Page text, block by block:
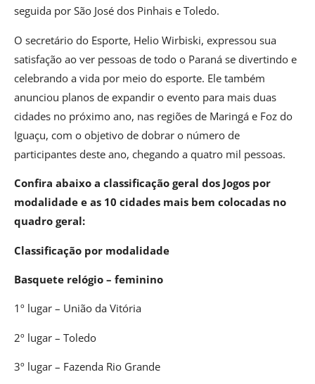
seguida por São José dos Pinhais e Toledo.
O secretário do Esporte, Helio Wirbiski, expressou sua
satisfação ao ver pessoas de todo o Paraná se divertindo e
celebrando a vida por meio do esporte. Ele também
anunciou planos de expandir o evento para mais duas
cidades no próximo ano, nas regiões de Maringá e Foz do
Iguaçu, com o objetivo de dobrar o número de
participantes deste ano, chegando a quatro mil pessoas.
Confira abaixo a classificação geral dos Jogos por
modalidade e as 10 cidades mais bem colocadas no
quadro geral:
Classificação por modalidade
Basquete relógio – feminino
1º lugar – União da Vitória
2º lugar – Toledo
3º lugar – Fazenda Rio Grande